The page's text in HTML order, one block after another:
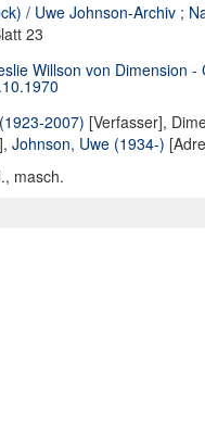
/ Uwe Johnson-Archiv ;
23
Willson von Dimension
2007) [Verfasser],
, Johnson, Uwe (1934-)
masch.